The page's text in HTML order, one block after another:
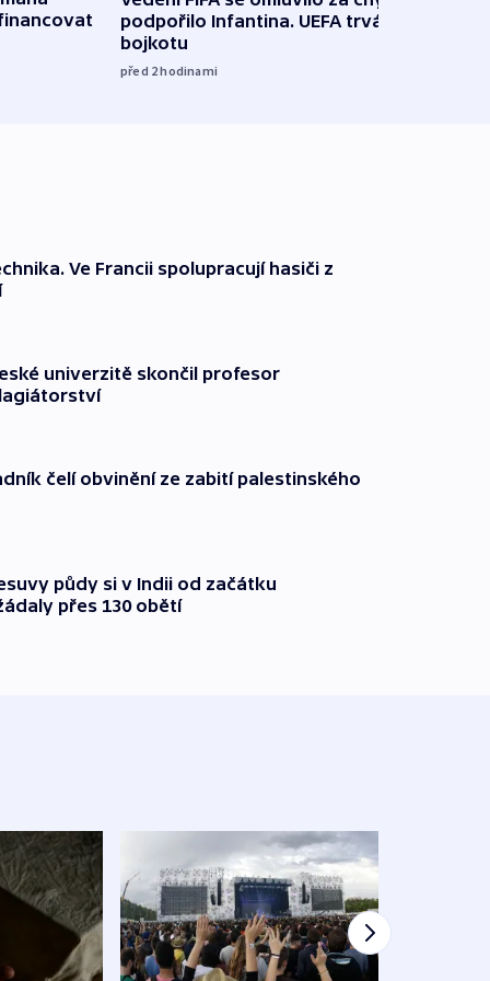
podpořilo Infantina. UEFA trvá na
bojkotu
před 2hodinami
Ve Francii spolupracují hasiči z
univerzitě skončil profesor
čelí obvinění ze zabití palestinského
půdy si v Indii od začátku
přes 130 obětí